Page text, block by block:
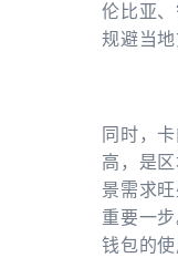
伦比亚
规避当
同时，
高，是
景需求
重要一
钱包的使